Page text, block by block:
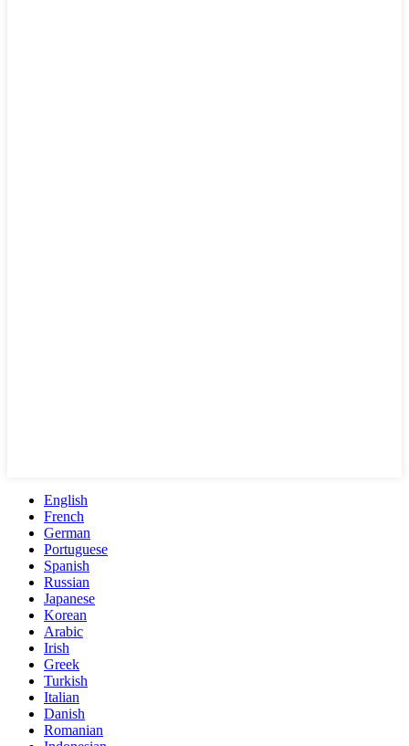
English
French
German
Portuguese
Spanish
Russian
Japanese
Korean
Arabic
Irish
Greek
Turkish
Italian
Danish
Romanian